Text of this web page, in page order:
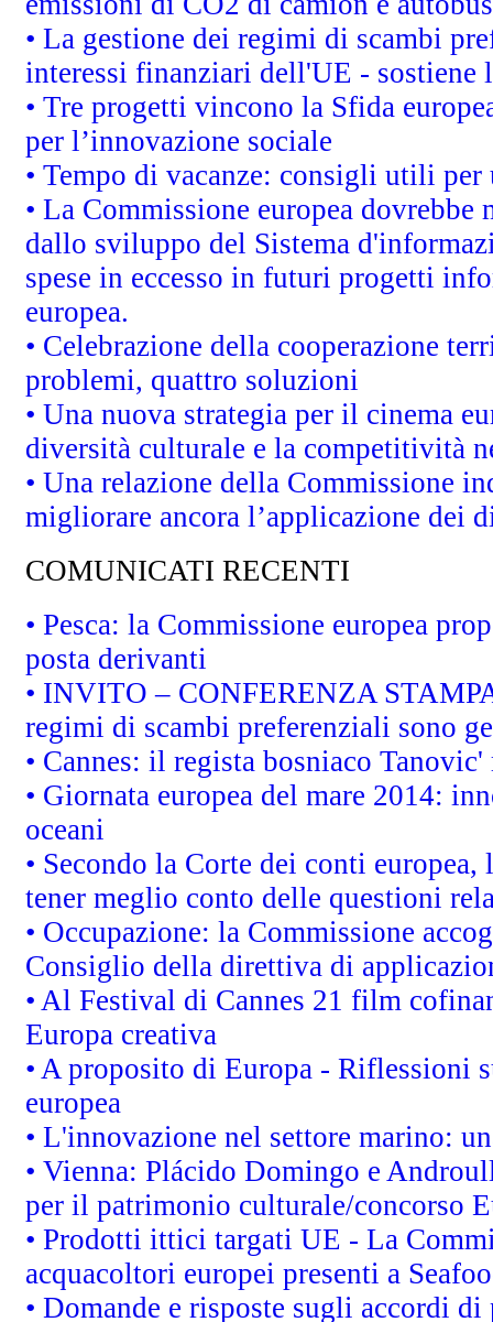
• La gestione dei regimi di scambi
interessi finanziari dell'UE - sostiene
• Tre progetti vincono la Sfida
per l’innovazione sociale
• Tempo di vacanze: consigli utili per
• La Commissione europea
dallo sviluppo del Sistema
spese in eccesso in futuri progetti
europea.
• Celebrazione della cooperazione
problemi, quattro soluzioni
• Una nuova strategia per il cinema
diversità culturale e la competitività
• Una relazione della Commissione
migliorare ancora l’applicazione dei
COMUNICATI RECENTI
• Pesca: la Commissione europea
posta derivanti
• INVITO – CONFERENZA
regimi di scambi preferenziali sono
• Cannes: il regista bosniaco
• Giornata europea del mare 2014:
oceani
• Secondo la Corte dei conti
tener meglio conto delle questioni
• Occupazione: la Commissione
Consiglio della direttiva di
• Al Festival di Cannes 21 film
Europa creativa
• A proposito di Europa - Riflessioni
europea
• L'innovazione nel settore marino:
• Vienna: Plácido Domingo e
per il patrimonio culturale/concorso
• Prodotti ittici targati UE - La
acquacoltori europei presenti a
• Domande e risposte sugli accordi